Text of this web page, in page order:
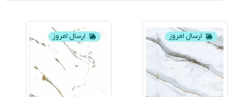
ارسال امروز ارسال امروز